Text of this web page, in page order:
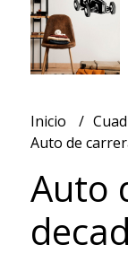
Inicio
Auto de
Auto